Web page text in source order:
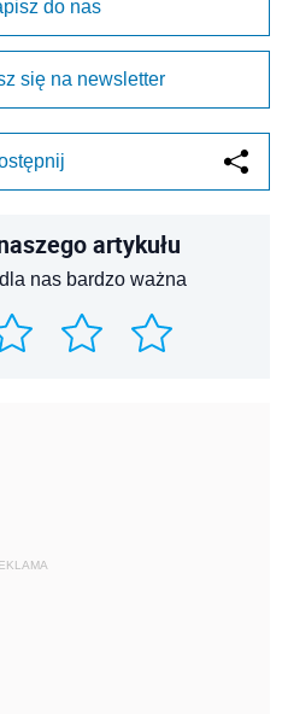
do nas
się na newsletter
artykułu
nas bardzo ważna